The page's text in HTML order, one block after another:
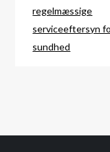
regelmæssige
serviceeftersyn
sundhed